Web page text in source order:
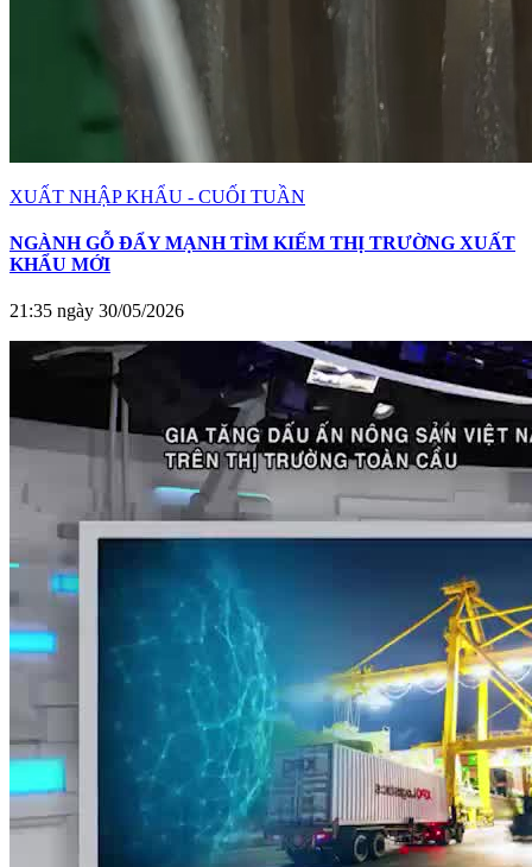
XUẤT NHẬP KHẨU - CUỐI TUẦN
NGÀNH GỖ ĐẨY MẠNH TÌM KIẾM THỊ TRƯỜNG XUẤT
KHẨU MỚI
21:35 ngày 30/05/2026